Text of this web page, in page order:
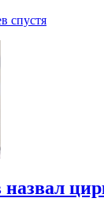
спустя
назвал